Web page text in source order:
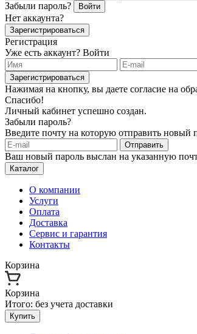
Забыли пароль? Войти
Нет аккаунта?
Зарегистрироваться
Регистрация
Уже есть аккаунт? Войти
Зарегистрироваться
Нажимая на кнопку, вы даете согласие на
Спасибо!
Личный кабинет успешно создан.
Забыли пароль?
Введите почту на которую отправить новый
Отправить
Ваш новый пароль выслан на указанную
Каталог
О компании
Услуги
Оплата
Доставка
Сервис и гарантия
Контакты
Корзина
Корзина
Итого: без учета доставки
Купить